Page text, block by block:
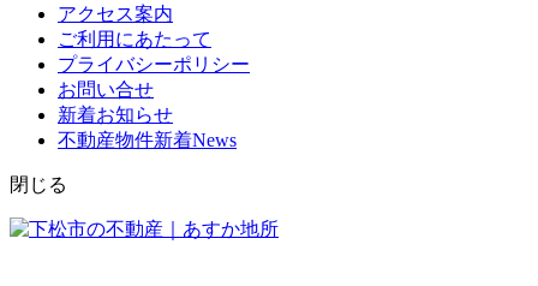
アクセス案内
ご利用にあたって
プライバシーポリシー
お問い合せ
新着お知らせ
不動産物件新着News
閉じる